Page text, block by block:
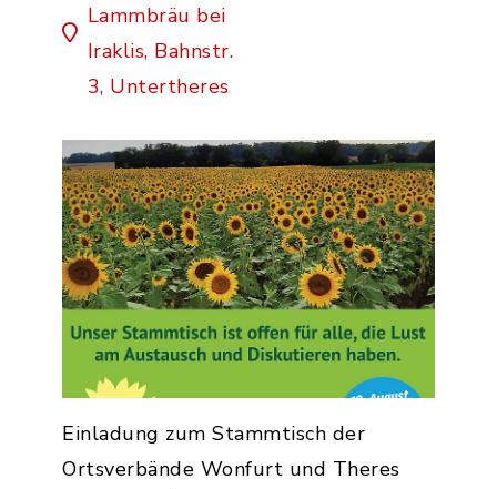
Lammbräu bei
Iraklis, Bahnstr.
3, Untertheres
Einladung zum Stammtisch der
Ortsverbände Wonfurt und Theres